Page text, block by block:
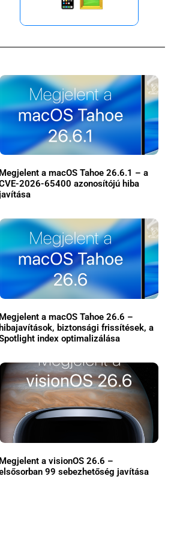
Megjelent a macOS Tahoe 26.6.1 – a
2026-65400 azonosítójú hiba
javítása
Megjelent a macOS Tahoe 26.6 –
hibajavítások, biztonsági frissítések, a
index optimalizálása
Megjelent a visionOS 26.6 –
99 sebezhetőség javítása
Közösség
GYIK
Használt Apple
Apple szerviz